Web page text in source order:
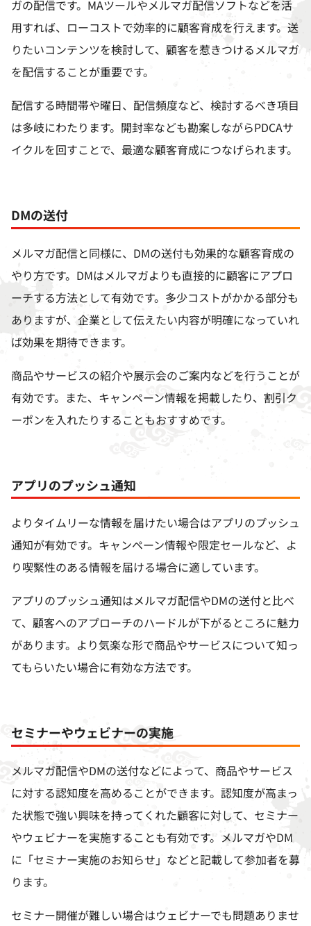
ガの配信です。 MAツールやメルマガ配信ソフトなどを活
用すれば、ローコストで効率的に顧客育成を行えます。送
りたいコンテンツを検討して、顧客を惹きつけるメルマガ
を配信することが重要です。
配信する時間帯や曜日、配信頻度など、検討するべき項目
は多岐にわたります。開封率なども勘案しながらPDCAサ
イクルを回すことで、最適な顧客育成につなげられます。
DMの送付
メルマガ配信と同様に、 DMの送付も効果的な顧客育成の
やり方です。 DMはメルマガよりも直接的に顧客にアプロ
ーチする方法として有効です。多少コストがかかる部分も
ありますが、企業として伝えたい内容が明確になっていれ
ば効果を期待できます。
商品やサービスの紹介や展示会のご案内などを行うことが
有効です。また、キャンペーン情報を掲載したり、割引ク
ーポンを入れたりすることもおすすめです。
アプリのプッシュ通知
よりタイムリーな情報を届けたい場合はアプリのプッシュ
通知が有効です。キャンペーン情報や限定セールなど、よ
り喫緊性のある情報を届ける場合に適しています。
アプリのプッシュ通知はメルマガ配信やDMの送付と比べ
て、顧客へのアプローチのハードルが下がるところに魅力
があります。より気楽な形で商品やサービスについて知っ
てもらいたい場合に有効な方法です。
セミナーやウェビナーの実施
メルマガ配信やDMの送付などによって、商品やサービス
に対する認知度を高めることができます。認知度が高まっ
た状態で強い興味を持ってくれた顧客に対して、セミナー
やウェビナーを実施することも有効です。メルマガやDM
に「セミナー実施のお知らせ」などと記載して参加者を募
ります。
セミナー開催が難しい場合はウェビナーでも問題ありませ